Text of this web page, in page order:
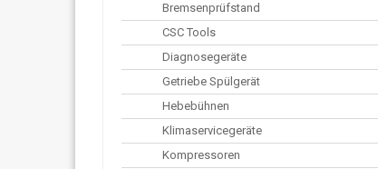
Bremsenprüfstand
CSC Tools
Diagnosegeräte
Getriebe Spülgerät
Hebebühnen
Klimaservicegeräte
Kompressoren